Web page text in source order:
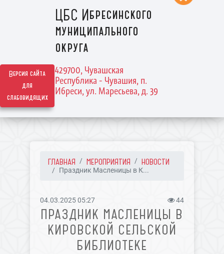
Версия сайта
для
слабовидящих
ЦБС Ибресинского
муниципального
округа
429700, Чувашская
Республика - Чувашия, п.
Ибреси, ул. Маресьева, д. 39
ГЛАВНАЯ МЕРОПРИЯТИЯ НОВОСТИ
Праздник Масленицы в К...
04.03.2025 05:27 44
ПРАЗДНИК МАСЛЕНИЦЫ В
КИРОВСКОЙ СЕЛЬСКОЙ
БИБЛИОТЕКЕ